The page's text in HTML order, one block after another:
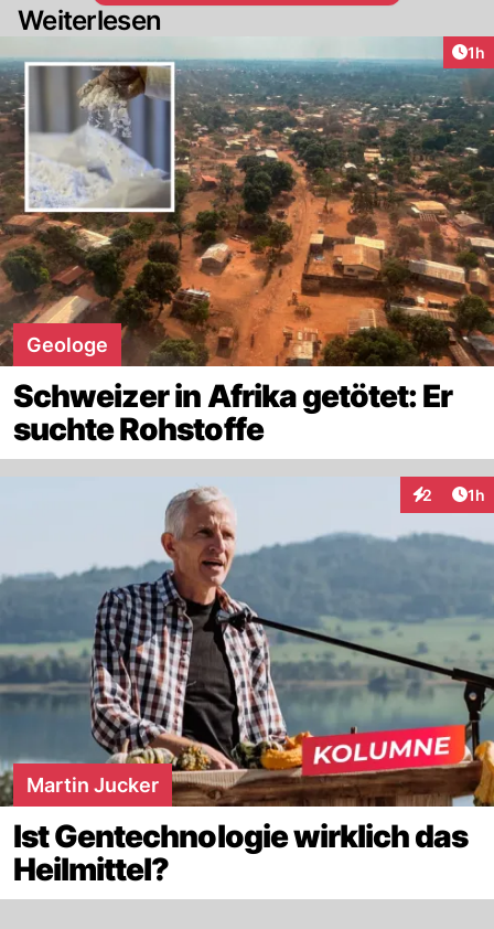
Weiterlesen
1h
Geologe
Schweizer in Afrika getötet: Er
suchte Rohstoffe
2 1h
Martin Jucker
Ist Gentechnologie wirklich das
Heilmittel?